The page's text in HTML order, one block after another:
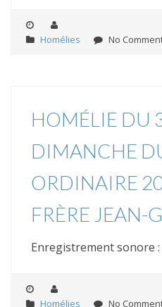
Homélies No
HOMÉLIE DU
DIMANCHE
ORDINAIRE
FRÈRE JEAN-
Enregistrement sonore :
Homélies No